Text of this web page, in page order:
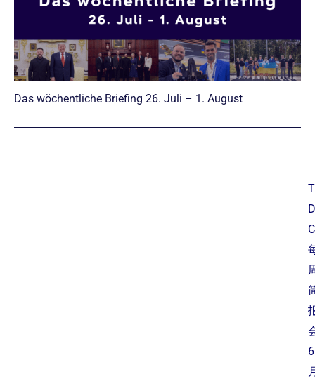
Das wöchentliche Briefing 26. Juli – 1. August
T
D
C
6